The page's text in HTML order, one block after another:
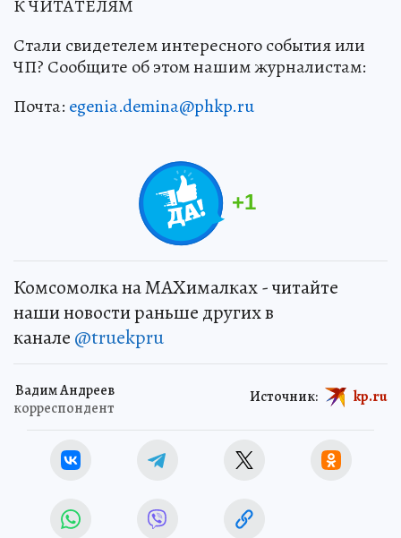
К ЧИТАТЕЛЯМ
Стали свидетелем интересного события или
ЧП? Сообщите об этом нашим журналистам:
Почта: egenia.demina@phkp.ru
+1
Комсомолка на MAXималках - читайте
наши новости раньше других в
канале @truekpru
Вадим Андреев
корреспондент
Источник: kp.ru